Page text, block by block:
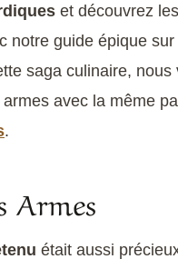
et découvrez
notre guide épique
saga culinaire,
avec la même
.
Armes
était aussi